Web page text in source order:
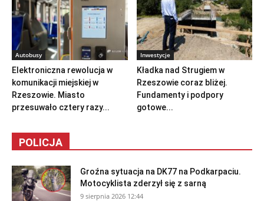
Autobusy
Elektroniczna rewolucja w
komunikacji miejskiej w
Rzeszowie. Miasto
przesuwało cztery razy...
Inwestycje
Kładka nad Strugiem w
Rzeszowie coraz bliżej.
Fundamenty i podpory
gotowe...
POLICJA
Groźna sytuacja na DK77 na Podkarpaciu.
Motocyklista zderzył się z sarną
9 sierpnia 2026 12:44